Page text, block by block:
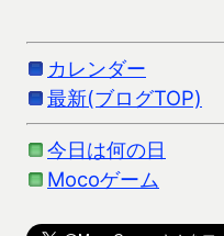
カレンダー
最新(ブログTOP)
今日は何の日
Mocoゲーム